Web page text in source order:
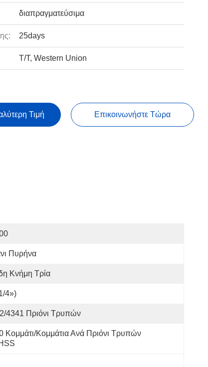
διαπραγματεύσιμα
25days
T/T, Western Union
Τιμή Επικοινωνήστε Τώρα
Πυρήνα
Κνήμη Τρία
4»)
4341 Πριόνι Τρυπών
Κομμάτι/κομμάτια Ανά Πριόνι Τρυπών